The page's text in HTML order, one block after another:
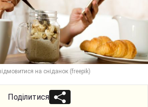
на сніданок (freepik)
Поділитися